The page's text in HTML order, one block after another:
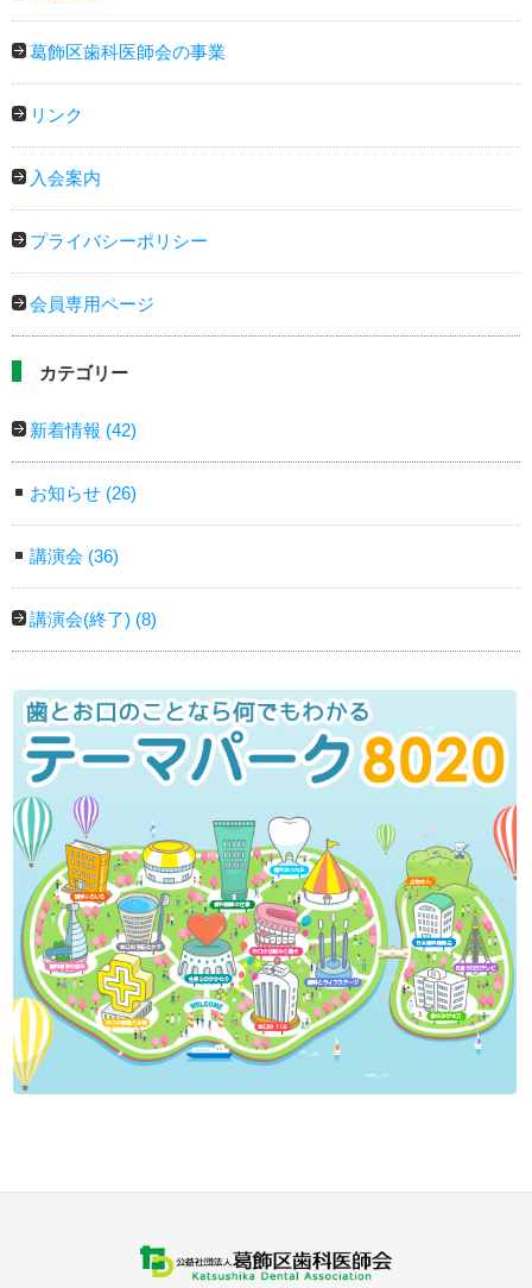
葛飾区歯科医師会の事業
リンク
入会案内
プライバシーポリシー
会員専用ページ
カテゴリー
新着情報 (42)
お知らせ (26)
講演会 (36)
講演会(終了) (8)